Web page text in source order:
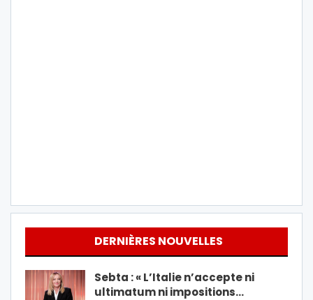
DERNIÈRES NOUVELLES
Sebta : « L’Italie n’accepte ni
ultimatum ni impositions…